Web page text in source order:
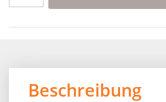
Beschreibung